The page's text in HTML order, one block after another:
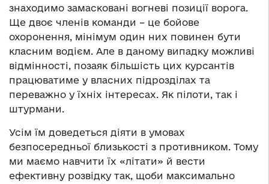
знаходимо замасковані вогневі позиції ворога.
Ще двоє членів команди – це бойове
охоронення, мінімум один них повинен бути
класним водієм. Але в даному випадку можливі
відмінності, позаяк більшість цих курсантів
працюватиме у власних підрозділах та
переважно у їхніх інтересах. Як пілоти, так і
штурмани.
Усім їм доведеться діяти в умовах
безпосередньої близькості з противником. Тому
ми маємо навчити їх «літати» й вести
ефективну розвідку так, щоби максимально